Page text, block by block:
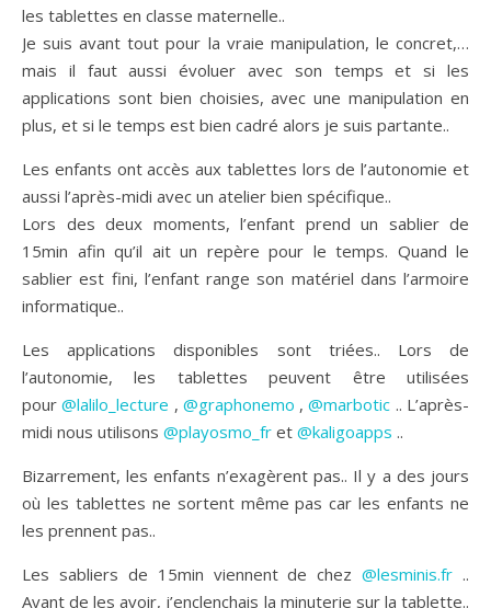
les tablettes en classe maternelle..
Je suis avant tout pour la vraie manipulation, le concret,…
mais il faut aussi évoluer avec son temps et si les
applications sont bien choisies, avec une manipulation en
plus, et si le temps est bien cadré alors je suis partante..
Les enfants ont accès aux tablettes lors de l’autonomie et
aussi l’après-midi avec un atelier bien spécifique..
Lors des deux moments, l’enfant prend un sablier de
15min afin qu’il ait un repère pour le temps. Quand le
sablier est fini, l’enfant range son matériel dans l’armoire
informatique..
Les applications disponibles sont triées.. Lors de
l’autonomie, les tablettes peuvent être utilisées
pour@lalilo_lecture , @graphonemo ,@marbotic .. L’après-
midi nous utilisons @playosmo_fr et @kaligoapps ..
Bizarrement, les enfants n’exagèrent pas.. Il y a des jours
où les tablettes ne sortent même pas car les enfants ne
les prennent pas..
Les sabliers de 15min viennent de chez@lesminis.fr ..
Avant de les avoir, j’enclenchais la minuterie sur la tablette..